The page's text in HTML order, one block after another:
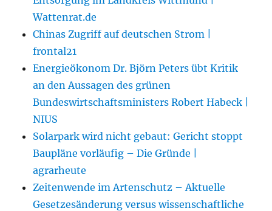
Wattenrat.de
Chinas Zugriff auf deutschen Strom |
frontal21
Energieökonom Dr. Björn Peters übt Kritik
an den Aussagen des grünen
Bundeswirtschaftsministers Robert Habeck |
NIUS
Solarpark wird nicht gebaut: Gericht stoppt
Baupläne vorläufig – Die Gründe |
agrarheute
Zeitenwende im Artenschutz – Aktuelle
Gesetzesänderung versus wissenschaftliche